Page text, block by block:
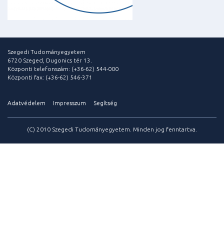
Szegedi Tudományegyetem
6720 Szeged, Dugonics tér 13.
Központi telefonszám: (+36-62) 544-000
Központi fax: (+36-62) 546-371
Adatvédelem Impresszum Segítség
(C) 2010 Szegedi Tudományegyetem. Minden jog fenntartva.